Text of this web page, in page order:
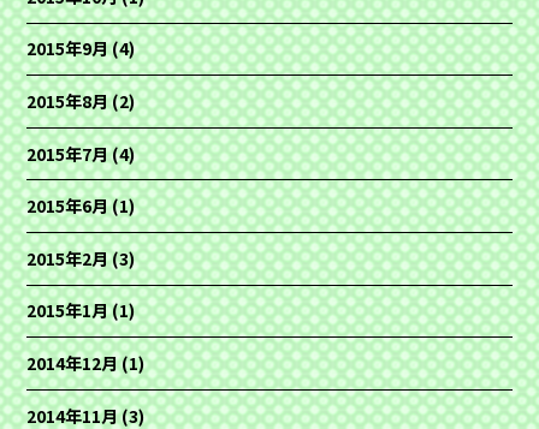
2015年9月(4)
2015年8月(2)
2015年7月(4)
2015年6月(1)
2015年2月(3)
2015年1月(1)
2014年12月(1)
2014年11月(3)